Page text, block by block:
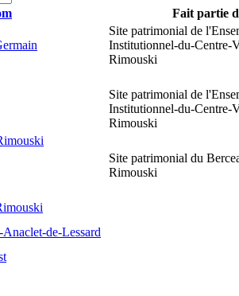
Fait partie
Site patrimonial de
Institutionnel-du-Centre-
Rimouski
Site patrimonial de
Institutionnel-du-Centre-
Rimouski
Site patrimonial du
Rimouski
de-Lessard